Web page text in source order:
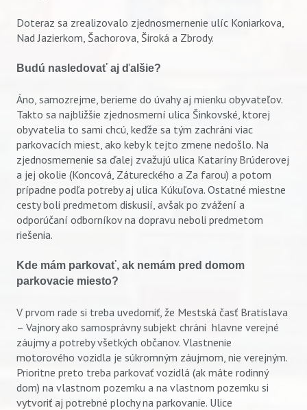
Doteraz sa zrealizovalo zjednosmernenie ulíc Koniarkova,
Nad Jazierkom, Šachorova, Široká a Zbrody.
Budú nasledovať aj ďalšie?
Áno, samozrejme, berieme do úvahy aj mienku obyvateľov.
Takto sa najbližšie zjednosmerní ulica Šinkovské, ktorej
obyvatelia to sami chcú, keďže sa tým zachráni viac
parkovacích miest, ako keby k tejto zmene nedošlo. Na
zjednosmernenie sa ďalej zvažujú ulica Kataríny Brúderovej
a jej okolie (Koncová, Zátureckého a Za farou) a potom
prípadne podľa potreby aj ulica Kúkuľova. Ostatné miestne
cesty boli predmetom diskusií, avšak po zvážení a
odporúčaní odborníkov na dopravu neboli predmetom
riešenia.
Kde mám parkovať, ak nemám pred domom
parkovacie miesto?
V prvom rade si treba uvedomiť, že Mestská časť Bratislava
– Vajnory ako samosprávny subjekt chráni hlavne verejné
záujmy a potreby všetkých občanov. Vlastnenie
motorového vozidla je súkromným záujmom, nie verejným.
Prioritne preto treba parkovať vozidlá (ak máte rodinný
dom) na vlastnom pozemku a na vlastnom pozemku si
vytvoriť aj potrebné plochy na parkovanie. Ulice